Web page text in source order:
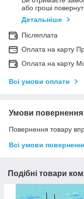
або гроші
Детальніше
Післяплата
Оплата на карту
Оплата на карту
Всі умови оплати
Умови повернення
Повернення товару
Всі умови
Подібні товари